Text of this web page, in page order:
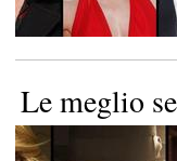
Le meglio